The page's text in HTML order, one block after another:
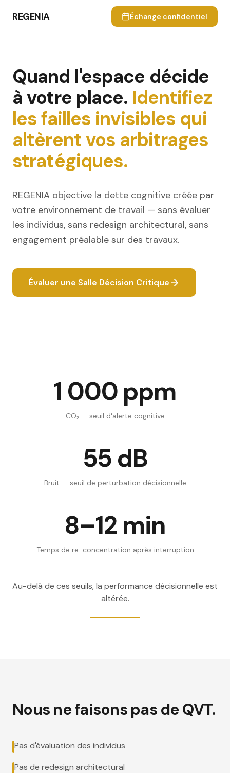
REGENIA Échange confidentiel
Quand l'espace décide
à votre place. Identifiez
les failles invisibles qui
altèrent vos arbitrages
stratégiques.
REGENIA objective la dette cognitive créée par
votre environnement de travail — sans évaluer
les individus, sans redesign architectural, sans
engagement préalable sur des travaux.
Évaluer une Salle Décision Critique
1 000 ppm
CO₂ — seuil d'alerte cognitive
55 dB
Bruit — seuil de perturbation décisionnelle
8–12 min
Temps de re-concentration après interruption
Au-delà de ces seuils, la performance décisionnelle est
altérée.
Nous ne faisons pas de QVT.
Pas d'évaluation des individus
Pas de redesign architectural